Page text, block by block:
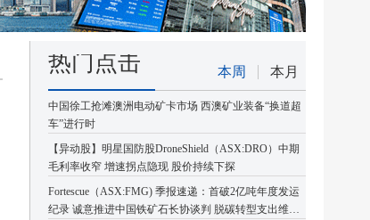
热门点击 本周 本月
中国徐工抢滩澳洲电动矿卡市场 西澳矿业装备“换道超
车”进行时
【异动股】明星国防股DroneShield（ASX:DRO）中期
毛利率收窄 增速拐点隐现 股价持续下探
Fortescue（ASX:FMG) 季报速递：首破2亿吨年度发运
纪录 诚意推进中国铁矿石长协谈判 脱碳转型支出维持